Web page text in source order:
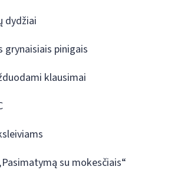
dydžiai
pinigais
klausimai
su mokesčiais“